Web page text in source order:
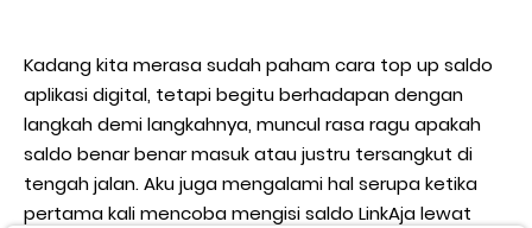
Kadang kita merasa sudah paham cara top up saldo
aplikasi digital, tetapi begitu berhadapan dengan
langkah demi langkahnya, muncul rasa ragu apakah
saldo benar benar masuk atau justru tersangkut di
tengah jalan. Aku juga mengalami hal serupa ketika
pertama kali mencoba mengisi saldo LinkAja lewat